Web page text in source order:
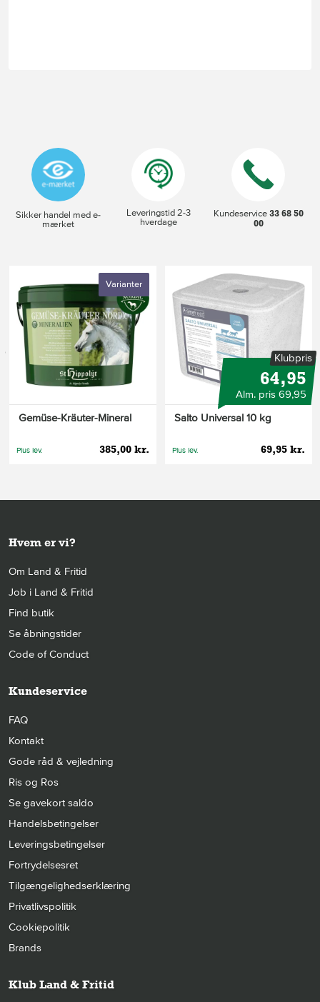
Sikker handel med e-
mærket
Leveringstid 2-3
hverdage
Kundeservice33 68 50
00
Varianter
Gemüse-Kräuter-Mineral
385,00 kr.
Plus lev.
Klubpris
64,95
Alm. pris 69,95
Salto Universal 10 kg
69,95 kr.
Plus lev.
Hvem er vi?
Om Land & Fritid
Job i Land & Fritid
Find butik
Se åbningstider
Code of Conduct
Kundeservice
FAQ
Kontakt
Gode råd & vejledning
Ris og Ros
Se gavekort saldo
Handelsbetingelser
Leveringsbetingelser
Fortrydelsesret
Tilgængelighedserklæring
Privatlivspolitik
Cookiepolitik
Brands
Klub Land & Fritid